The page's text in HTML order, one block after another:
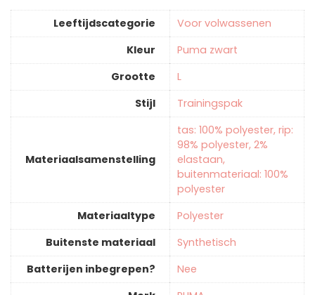
Leeftijdscategorie
‎Voor volwassenen
Kleur
‎Puma zwart
Grootte
L
Stijl
‎Trainingspak
Materiaalsamenstelling
‎tas: 100% polyester, rip:
98% polyester, 2%
elastaan,
buitenmateriaal: 100%
polyester
Materiaaltype
‎Polyester
Buitenste materiaal
‎Synthetisch
Batterijen inbegrepen?
‎Nee